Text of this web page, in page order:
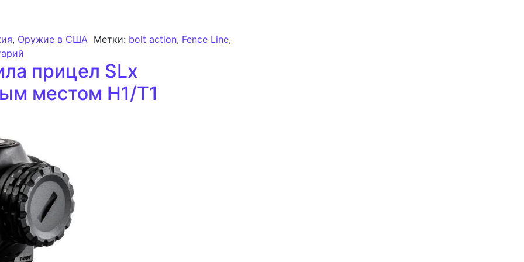
, Оружие в США Метки: bolt action, Fence Line,
прицел SLx
местом H1/T1